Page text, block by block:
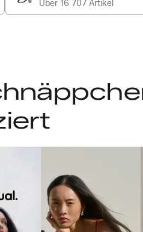
Über 16 707 Artikel